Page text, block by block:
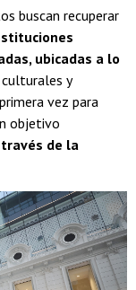
buscan recuperar
ubicadas a lo
y
vez para
objetivo
de la